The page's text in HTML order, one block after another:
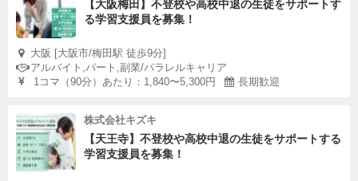
【大阪梅田】不登校や高校中退の生徒をサポートす
る学習支援員を募集！
大阪 [大阪市/梅田駅 徒歩9分]
アルバイト,パート,副業/パラレルキャリア
1コマ（90分）あたり：1,840〜5,300円
長期歓迎
株式会社キズキ
【天王寺】不登校や高校中退の生徒をサポートする
学習支援員を募集！